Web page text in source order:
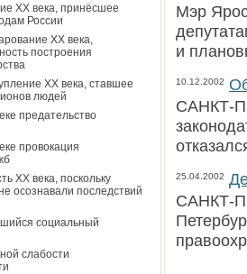
ХХ века, принёсшее
России
ХХ века,
построения
ХХ века, ставшее
людей
предательство
провокация
ХХ века, поскольку
осознавали последствий
социальный
слабости
Мэр
и
10.12.2002
САНКТ-
25.04.2002
САНКТ-